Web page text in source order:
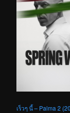
เร็วๆ นี้ – Palma 2